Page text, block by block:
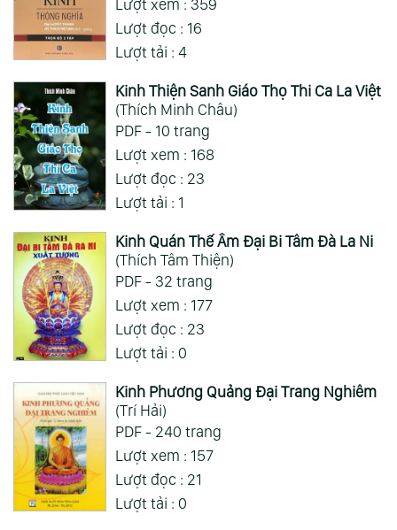
Lượt xem : 359
Lượt đọc : 16
Lượt tải : 4
Kinh Thiện Sanh Giáo Thọ Thi Ca La Việt
(Thích Minh Châu)
PDF - 10 trang
Lượt xem : 168
Lượt đọc : 23
Lượt tải : 1
Kinh Quán Thế Âm Đại Bi Tâm Đà La Ni
(Thích Tâm Thiện)
PDF - 32 trang
Lượt xem : 177
Lượt đọc : 23
Lượt tải : 0
Kinh Phương Quảng Đại Trang Nghiêm
(Trí Hải)
PDF - 240 trang
Lượt xem : 157
Lượt đọc : 21
Lượt tải : 0